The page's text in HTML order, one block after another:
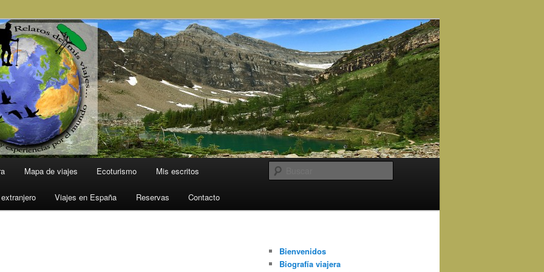
Mapa de viajes Ecoturismo Mis escritos
Viajes en España Reservas Contacto
Bienvenidos
Biografía viajera